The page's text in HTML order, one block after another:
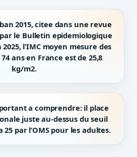
2015, citee dans une revue
le Bulletin epidemiologique
l’IMC moyen mesure des
ans en France est de 25,8
kg/m2.
a comprendre: il place
juste au-dessus du seuil
25par l’OMS pour les adultes.